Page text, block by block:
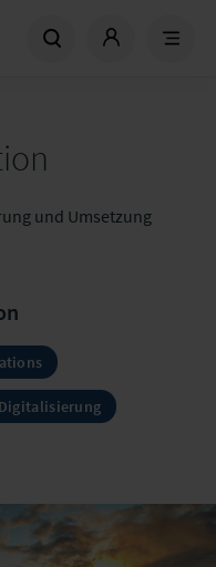
und Umsetzung
Digitalisierung